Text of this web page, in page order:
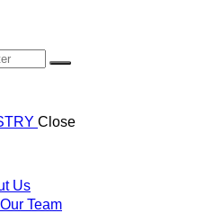
Close
Us
Team